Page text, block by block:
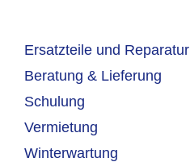
Ersatzteile und Reparatur
Beratung & Lieferung
Schulung
Vermietung
Winterwartung